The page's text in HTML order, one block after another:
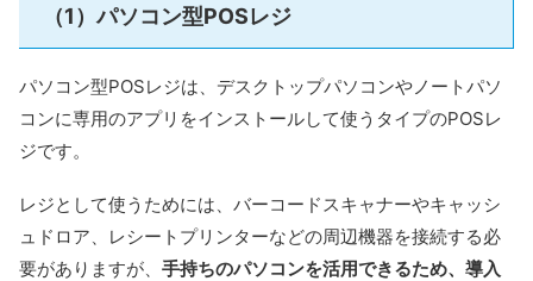
（1）パソコン型POSレジ
パソコン型POSレジは、デスクトップパソコンやノートパソ
コンに専用のアプリをインストールして使うタイプのPOSレ
ジです。
レジとして使うためには、バーコードスキャナーやキャッシ
ュドロア、レシートプリンターなどの周辺機器を接続する必
要がありますが、 手持ちのパソコンを活用できるため、導入